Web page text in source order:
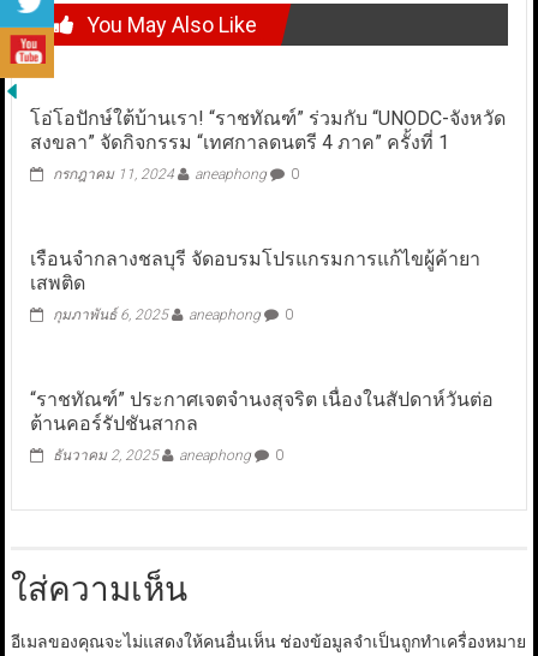
You May Also Like
โอ่โอปักษ์ใต้บ้านเรา! “ราชทัณฑ์” ร่วมกับ “UNODC-จังหวัด
สงขลา” จัดกิจกรรม “เทศกาลดนตรี 4 ภาค” ครั้งที่ 1
กรกฎาคม 11, 2024 aneaphong 0
เรือนจำกลางชลบุรี จัดอบรมโปรแกรมการแก้ไขผู้ค้ายา
เสพติด
กุมภาพันธ์ 6, 2025 aneaphong 0
“ราชทัณฑ์” ประกาศเจตจำนงสุจริต เนื่องในสัปดาห์วันต่อ
ต้านคอร์รัปชันสากล
ธันวาคม 2, 2025 aneaphong 0
ใส่ความเห็น
อีเมลของคุณจะไม่แสดงให้คนอื่นเห็น ช่องข้อมูลจำเป็นถูกทำเครื่องหมาย